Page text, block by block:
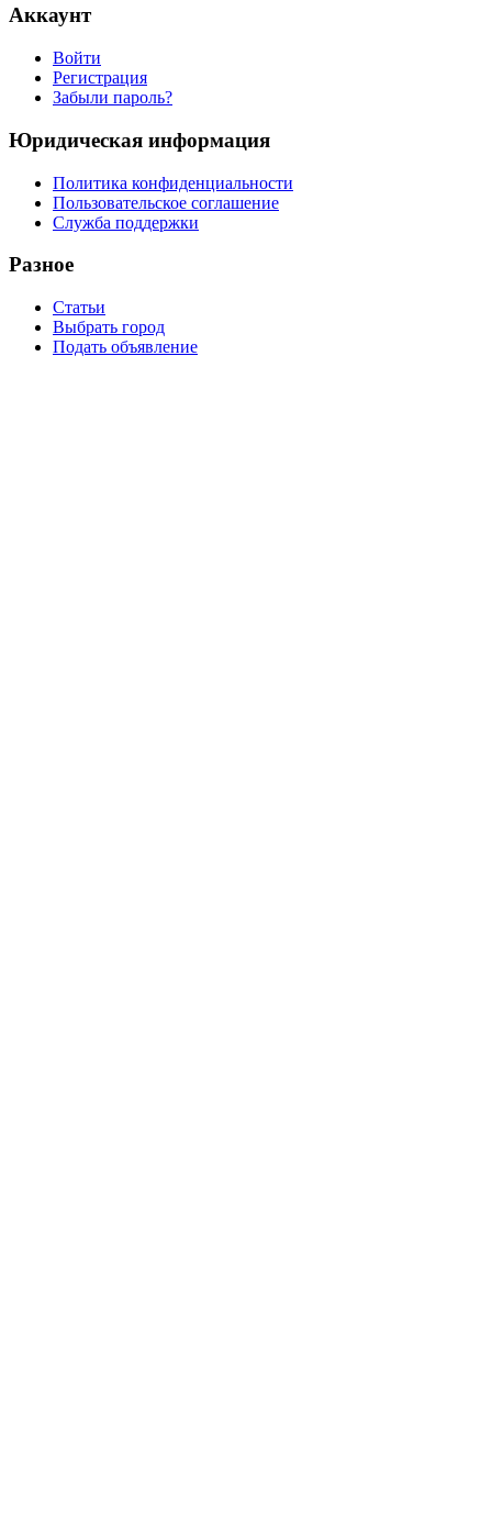
Аккаунт
Войти
Регистрация
Забыли пароль?
Юридическая информация
Политика конфиденциальности
Пользовательское соглашение
Служба поддержки
Разное
Статьи
Выбрать город
Подать объявление